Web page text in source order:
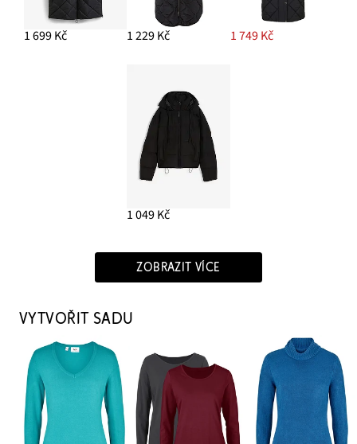
1 699 Kč 1 229 Kč 1 749 Kč
1 049 Kč
ZOBRAZIT VÍCE
VYTVOŘIT SADU